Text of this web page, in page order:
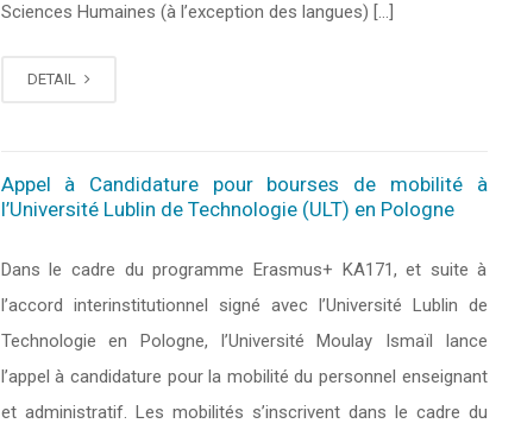
Sciences Humaines (à l’exception des langues) […]
DETAIL
Appel à Candidature pour bourses de mobilité à
l’Université Lublin de Technologie (ULT) en Pologne
Dans le cadre du programme Erasmus+ KA171, et suite à
l’accord interinstitutionnel signé avec l’Université Lublin de
Technologie en Pologne, l’Université Moulay Ismaïl lance
l’appel à candidature pour la mobilité du personnel enseignant
et administratif. Les mobilités s’inscrivent dans le cadre du